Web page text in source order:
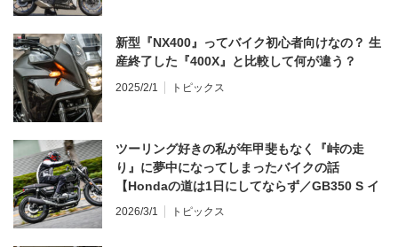
新型『NX400』ってバイク初心者向けなの？ 生
産終了した『400X』と比較して何が違う？
2025/2/1 トピックス
ツーリング好きの私が年甲斐もなく『峠の走
り』に夢中になってしまったバイクの話
【Hondaの道は1日にしてならず／GB350 S イ
ンプレ・レビュー 前編】
2026/3/1 トピックス